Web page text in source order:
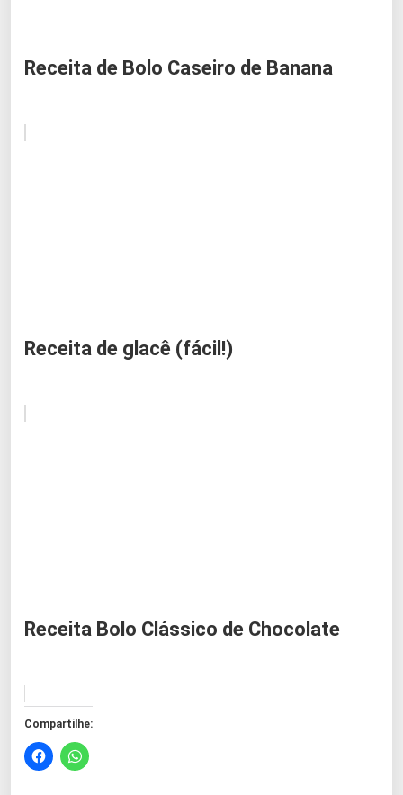
Receita de Bolo Caseiro de Banana
Receita de glacê (fácil!)
Receita Bolo Clássico de Chocolate
Compartilhe: